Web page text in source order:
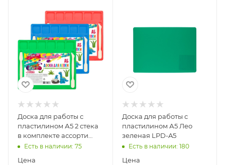
Доска для работы с
пластилином А5 2 стека
в комплекте ассорти
8040520
Есть в наличии: 75
Цена
Доска для работы с
пластилином А5 Лео
зеленая LPD-A5
Есть в наличии: 180
Цена